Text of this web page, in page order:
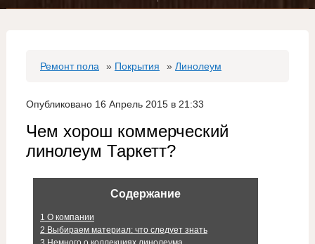
Ремонт пола » Покрытия » Линолеум
Опубликовано 16 Апрель 2015 в 21:33
Чем хорош коммерческий
линолеум Таркетт?
Содержание
1 О компании
2 Выбираем материал: что следует знать